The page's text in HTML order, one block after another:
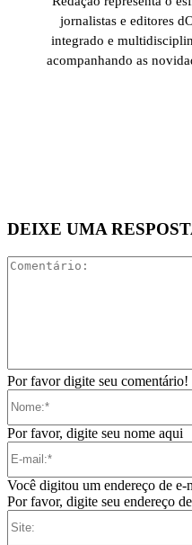
jornalistas e editores
integrado e
acompanhando as
DEIXE UMA
Por favor digite seu comentário!
Por favor, digite seu nome aqui
Você digitou um endereço de
Por favor, digite seu endereço